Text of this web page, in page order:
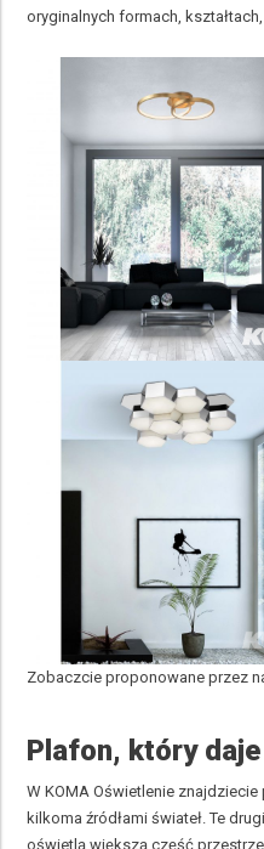
oryginalnych formach,
Zobaczcie proponowane przez
Plafon, który
W KOMA Oświetlenie
kilkoma źródłami świateł. Te
oświetlą większą część